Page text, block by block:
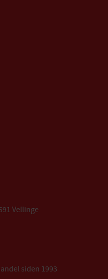
Vellinge
siden 1993